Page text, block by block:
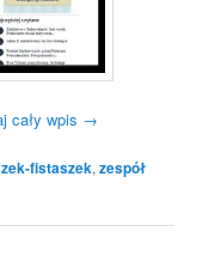
cały wpis →
fistaszek,zespół